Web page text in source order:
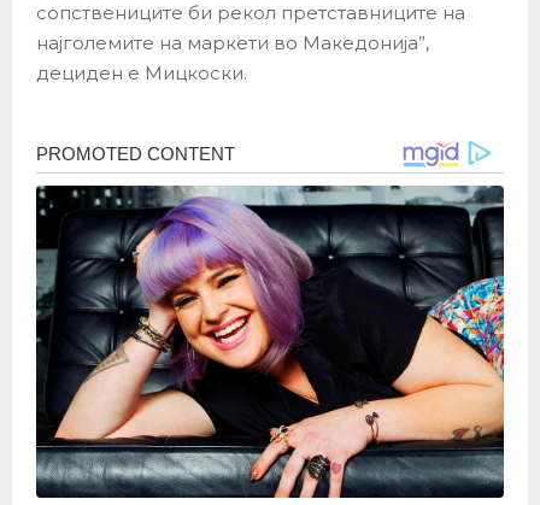
сопствениците би рекол претставниците на
најголемите на маркети во Македонија”,
дециден е Мицкоски.